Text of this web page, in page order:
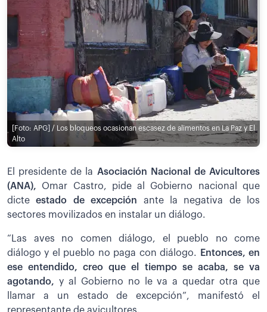
[Foto: APG] / Los bloqueos ocasionan escasez de alimentos en La Paz y El
Alto
El presidente de la Asociación Nacional de Avicultores
(ANA), Omar Castro, pide al Gobierno nacional que
dicte estado de excepción ante la negativa de los
sectores movilizados en instalar un diálogo.
“Las aves no comen diálogo, el pueblo no come
diálogo y el pueblo no paga con diálogo.
Entonces, en
ese entendido, creo que el tiempo se acaba, se va
agotando, y al Gobierno no le va a quedar otra que
llamar a un estado de excepción”, manifestó el
representante de avicultores.